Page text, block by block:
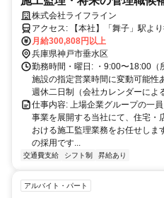
株式会社ライフライン
アクセス: 【本社】「舞子」駅
月給300,808円以上
兵庫県神戸市垂水区
勤務時間・曜日: ・9:00〜18:00
施設の指定営業時間に変動可能性
週休二日制（会社カレンダーによ
仕事内容: 上場企業グループの一
事業を展開する当社にて、住宅・
おける施工監理業務をお任せしま
の採用です...
交通費支給 シフト制 昇給あり
アルバイト・パート